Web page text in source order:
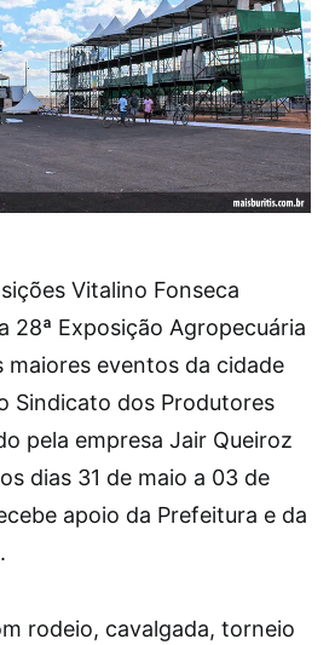
Vitalino Fonseca
28ª Exposição Agropecuária
maiores eventos da cidade
Sindicato dos Produtores
pela empresa Jair Queiroz
dias 31 de maio a 03 de
apoio da Prefeitura e da
rodeio, cavalgada, torneio